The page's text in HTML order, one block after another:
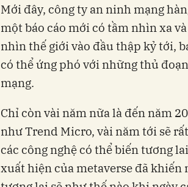
Mới đây, công ty an ninh mạng
một báo cáo mới có tầm nhìn xa
nhìn thế giới vào đầu thập kỷ tới,
có thể ứng phó với những thủ
mạng.
Chỉ còn vài năm nữa là đến năm
như Trend Micro, vài năm tới sẽ
các công nghệ có thể biến tương
xuất hiện của metaverse đã